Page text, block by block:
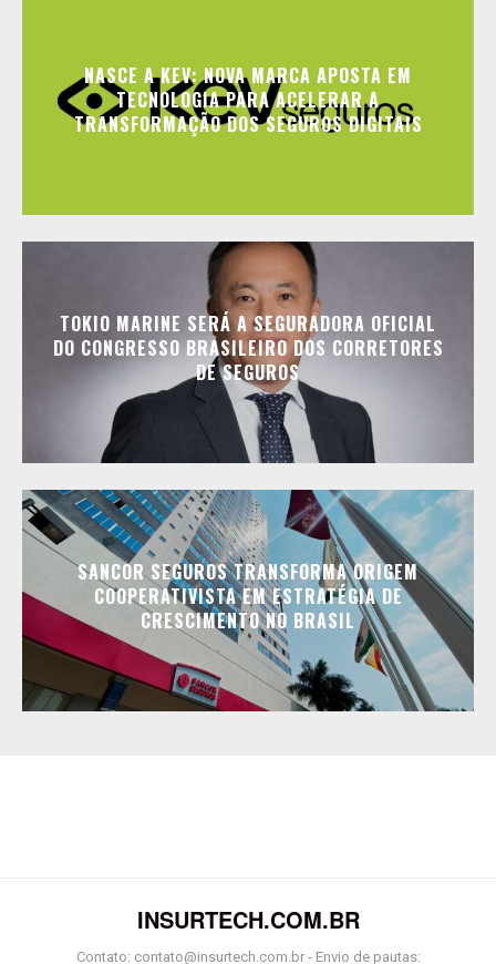
NASCE A KEV: NOVA MARCA APOSTA EM
TECNOLOGIA PARA ACELERAR A
TRANSFORMAÇÃO DOS SEGUROS DIGITAIS
TOKIO MARINE SERÁ A SEGURADORA OFICIAL
DO CONGRESSO BRASILEIRO DOS CORRETORES
DE SEGUROS
SANCOR SEGUROS TRANSFORMA ORIGEM
COOPERATIVISTA EM ESTRATÉGIA DE
CRESCIMENTO NO BRASIL
INSURTECH.COM.BR
Contato: contato@insurtech.com.br - Envio de pautas: